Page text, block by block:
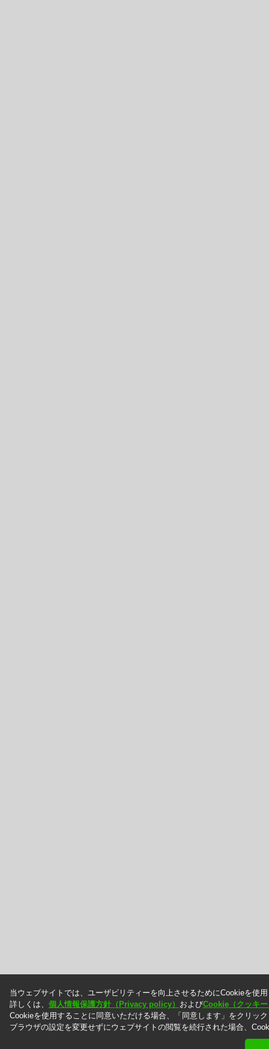
当ウェブサイトでは、ユーザビリティーを向上させるためにCookieを使
詳しくは、 個人情報保護方針（Privacy policy） およびCookie（クッキ
Cookieを使用することに同意いただける場合、「同意します」をクリッ
ブラウザの設定を変更せずにウェブサイトの閲覧を続行された場合、